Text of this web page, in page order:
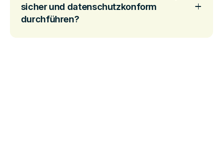
sicher und datenschutzkonform
durchführen?